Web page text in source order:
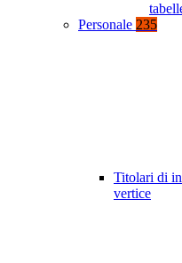
Personale 235
Titolari di
vertice